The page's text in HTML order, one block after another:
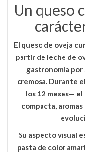
Un queso
El queso de oveja
partir de leche de
gastronomía por
cremosa. Durante
los 12 meses—
compacta,
Su aspecto visual
pasta de color